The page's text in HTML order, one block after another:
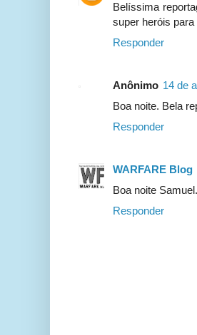
Belíssima
super heróis
Responder
Anônimo 14 de
Boa noite. Bela
Responder
WARFARE Blog
Boa noite
Responder